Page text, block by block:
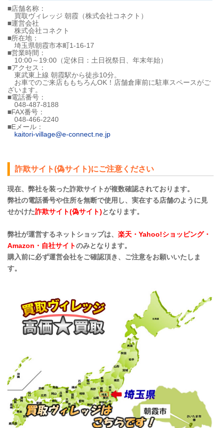
■店舗名称：
買取ヴィレッジ 朝霞（株式会社コネクト）
■運営会社
株式会社コネクト
■所在地：
埼玉県朝霞市本町1-16-17
■営業時間：
10:00～19:00（定休日：土日祝祭日、年末年始）
■アクセス：
東武東上線 朝霞駅から徒歩10分。
お車でのご来店ももちろんOK！店舗倉庫前に駐車スペースがご
ざいます。
■電話番号：
048-487-8188
■FAX番号：
048-466-2240
■Eメール：
kaitori-village@e-connect.ne.jp
詐欺サイト(偽サイト)にご注意ください
現在、弊社を装った詐欺サイトが複数確認されております。
弊社の電話番号や住所を無断で使用し、実在する店舗のように見
せかけた詐欺サイト(偽サイト)となります。
弊社が運営するネットショップは、 楽天・Yahoo!ショッピング・
Amazon・自社サイトのみとなります。
購入前に必ず運営会社をご確認頂き、ご注意をお願いいたしま
す。